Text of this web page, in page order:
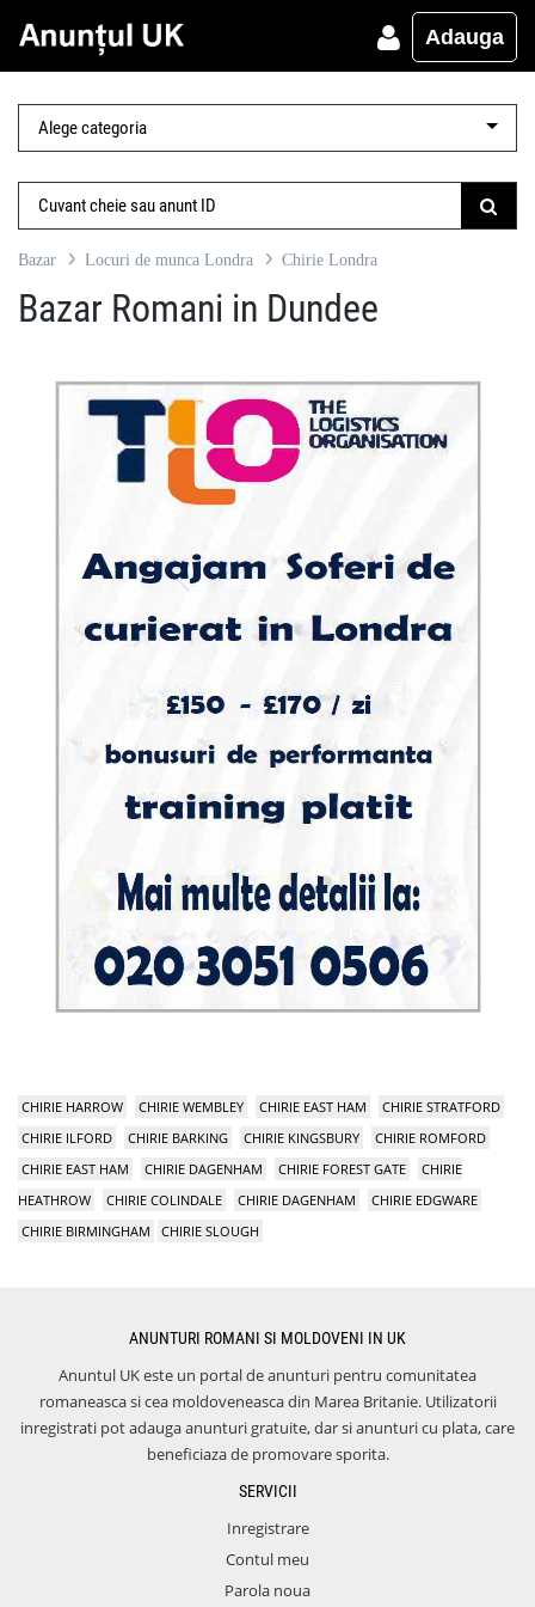
Adauga
Bazar Locuri de munca Londra Chirie Londra
Bazar Romani in Dundee
CHIRIE HARROW CHIRIE WEMBLEY CHIRIE EAST HAM
CHIRIE STRATFORD
CHIRIE ILFORD
CHIRIE BARKING CHIRIE KINGSBURY
CHIRIE ROMFORD
CHIRIE EAST HAM
CHIRIE DAGENHAM CHIRIE FOREST GATE
CHIRIE
HEATHROW
CHIRIE COLINDALE CHIRIE DAGENHAM
CHIRIE EDGWARE
CHIRIE BIRMINGHAM
CHIRIE SLOUGH
ANUNTURI ROMANI SI MOLDOVENI IN UK
Anuntul UK este un portal de anunturi pentru comunitatea
romaneasca si cea moldoveneasca din Marea Britanie. Utilizatorii
inregistrati pot adauga anunturi gratuite, dar si anunturi cu plata, care
beneficiaza de promovare sporita.
SERVICII
Inregistrare
Contul meu
Parola noua